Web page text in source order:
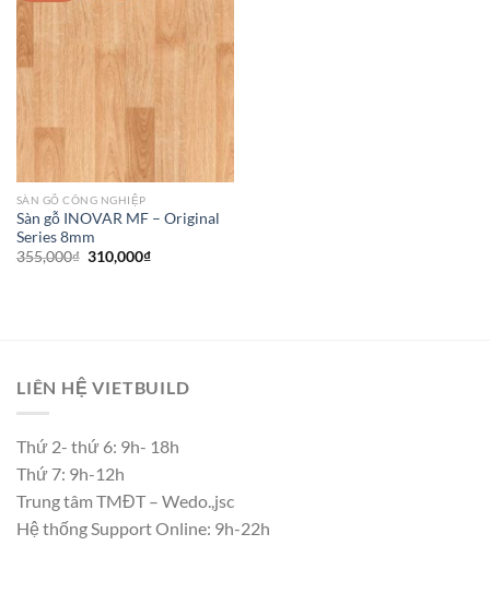
SÀN GỖ CÔNG NGHIỆP
Sàn gỗ INOVAR MF – Original
Series 8mm
355,000₫ Giá
310,000₫Giá
LIÊN HỆ VIETBUILD
Thứ 2- thứ 6: 9h- 18h
Thứ 7: 9h-12h
Trung tâm TMĐT – Wedo.,jsc
Hệ thống Support Online: 9h-22h